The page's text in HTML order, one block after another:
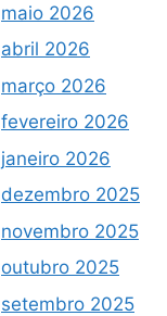
maio 2026
abril 2026
março 2026
fevereiro 2026
janeiro 2026
dezembro 2025
novembro 2025
outubro 2025
setembro 2025